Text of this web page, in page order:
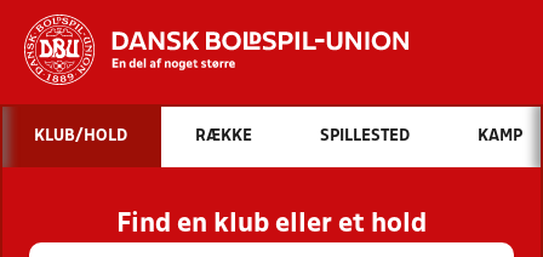
Hvad vil du søge efter?
INDHOLD OG NYHEDER
STILLINGER, RESULTATER, KLUBBER OG
HOLD
KLUB/HOLD RÆKKE SPILLESTED KAMP
Find en klub eller et hold